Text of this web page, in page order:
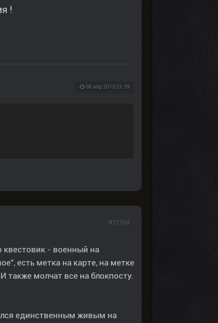
!
08 апр 2013 21:39
квестовик - военный на
есть метка на карте, на метке
также молчат все на блокпосту.
единственным живым на
#12184